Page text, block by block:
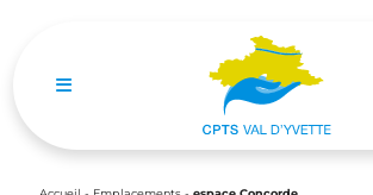
Ouvrir le menu de navigation mobile